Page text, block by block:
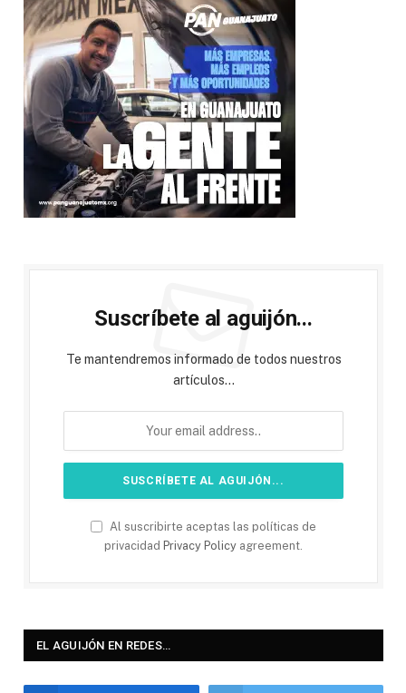
Suscríbete al aguijón...
Te mantendremos informado de todos nuestros
artículos...
Al suscribirte aceptas las políticas de
privacidad Privacy Policy agreement.
EL AGUIJÓN EN REDES…